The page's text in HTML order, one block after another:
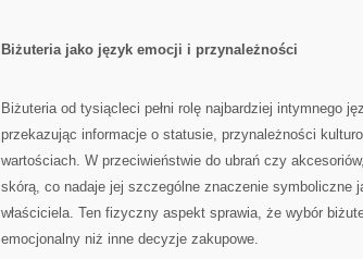
Biżuteria jako język emocji i przynależności
Biżuteria od tysiącleci pełni rolę najbardziej intymnego
przekazując informacje o statusie, przynależności
wartościach. W przeciwieństwie do ubrań czy
skórą, co nadaje jej szczególne znaczenie symboliczne
właściciela. Ten fizyczny aspekt sprawia, że wybór
emocjonalny niż inne decyzje zakupowe.